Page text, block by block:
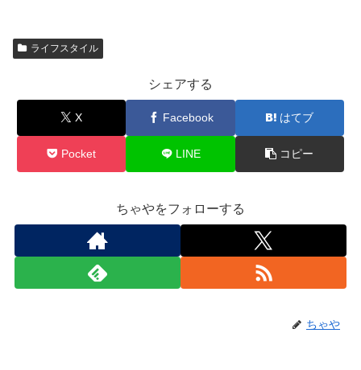
c
e
o
o
k
st
o
o
n
ライフスタイル
シェアする
X Facebook はてブ
Pocket LINE コピー
ちゃやをフォローする
ちゃや